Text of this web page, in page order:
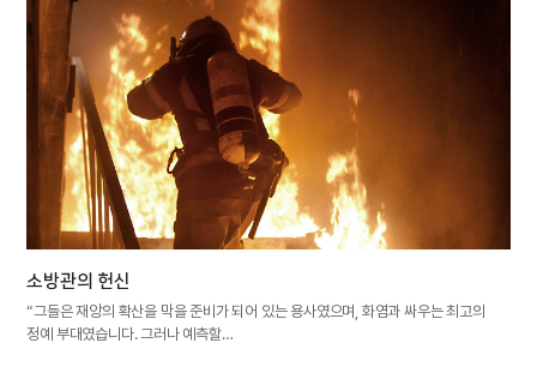
소방관의 헌신
“그들은 재앙의 확산을 막을 준비가 되어 있는 용사였으며, 화염과 싸우는 최고의
정예 부대였습니다. 그러나 예측할…